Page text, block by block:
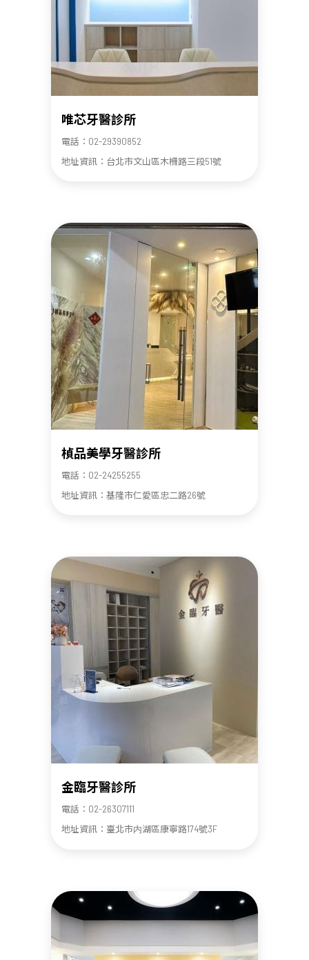
唯芯牙醫診所
電話：02-29390852
地址資訊：台北市文山區木柵路三段51號
楨品美學牙醫診所
電話：02-24255255
地址資訊：基隆市仁愛區忠二路26號
金臨牙醫診所
電話：02-26307111
地址資訊：臺北市内湖區康寧路174號3F